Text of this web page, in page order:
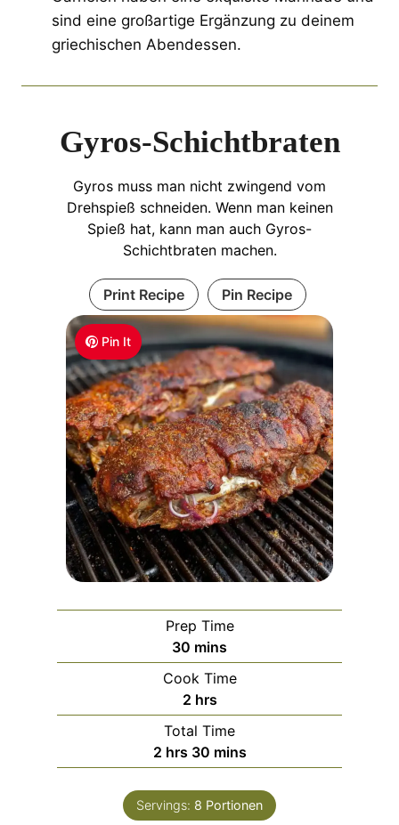
sind eine großartige Ergänzung zu deinem
griechischen Abendessen.
Pin It
Gyros-Schichtbraten
Gyros muss man nicht zwingend vom
Drehspieß schneiden. Wenn man keinen
Spieß hat, kann man auch Gyros-
Schichtbraten machen.
Print Recipe Pin Recipe
Prep Time
30 m
i
n
u
t
e
s
mins
Cook Time
2h
o
u
r
hrs
Total Time
2h
o
u
r
hrs 30m
i
n
u
mins
Servings: 8 Portionen